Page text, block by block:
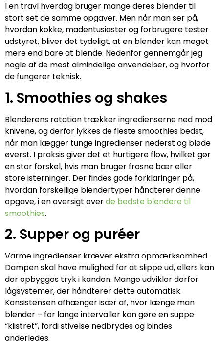
I en travl hverdag bruger mange deres blender til
stort set de samme opgaver. Men når man ser på,
hvordan kokke, madentusiaster og forbrugere tester
udstyret, bliver det tydeligt, at en blender kan meget
mere end bare at blende. Nedenfor gennemgår jeg
nogle af de mest almindelige anvendelser, og hvorfor
de fungerer teknisk.
1. Smoothies og shakes
Blenderens rotation trækker ingredienserne ned mod
knivene, og derfor lykkes de fleste smoothies bedst,
når man lægger tunge ingredienser nederst og bløde
øverst. I praksis giver det et hurtigere flow, hvilket gør
en stor forskel, hvis man bruger frosne bær eller
store isterninger. Der findes gode forklaringer på,
hvordan forskellige blendertyper håndterer denne
opgave, i en oversigt overde bedste blendere til
smoothies.
2. Supper og puréer
Varme ingredienser kræver ekstra opmærksomhed.
Dampen skal have mulighed for at slippe ud, ellers kan
der opbygges tryk i kanden. Mange udvikler derfor
lågsystemer, der håndterer dette automatisk.
Konsistensen afhænger især af, hvor længe man
blender – for lange intervaller kan gøre en suppe
“klistret”, fordi stivelse nedbrydes og bindes
anderledes.